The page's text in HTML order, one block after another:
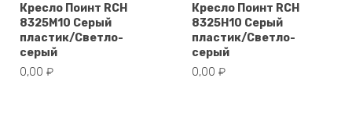
Кресло Поинт RCH
8325M10 Серый
пластик/Светло-
серый
0,00 ₽
Кресло Поинт RCH
8325H10 Серый
пластик/Светло-
серый
0,00 ₽